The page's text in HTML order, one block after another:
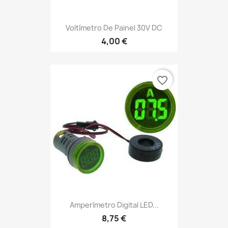
Voltímetro De Painel 30V DC
4,00 €
Amperímetro Digital LED...
8,75 €
favorite_border